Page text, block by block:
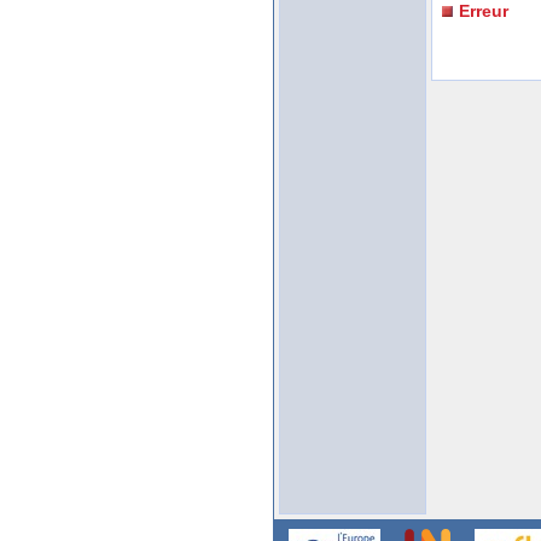
Erreur